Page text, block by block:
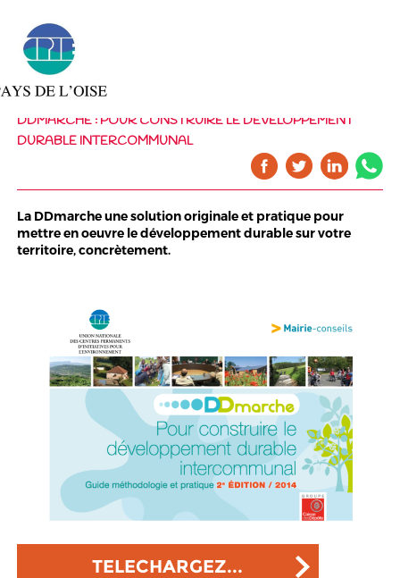
DDMARCHE : POUR CONSTRUIRE LE DÉVELOPPEMENT
DURABLE INTERCOMMUNAL
La DDmarche une solution originale et pratique pour
mettre en oeuvre le développement durable sur votre
territoire, concrètement.
TELECHARGEZ...